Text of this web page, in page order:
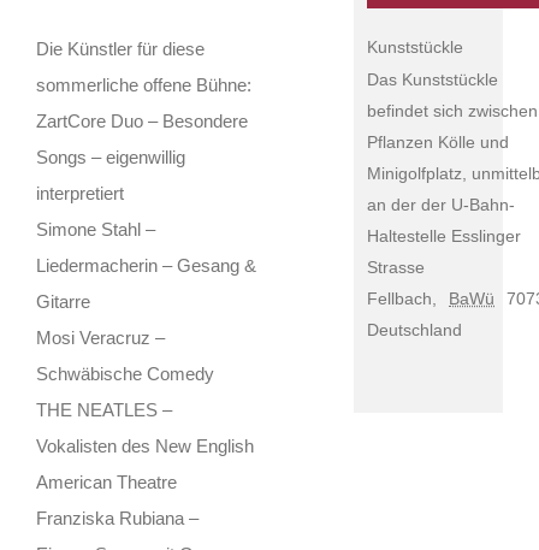
Die Künstler für diese
sommerliche offene Bühne:
ZartCore Duo – Besondere
Songs – eigenwillig
interpretiert
Simone Stahl –
Liedermacherin – Gesang &
Gitarre
Mosi Veracruz –
Schwäbische Comedy
THE NEATLES –
Vokalisten des New English
American Theatre
Franziska Rubiana –
Kunststückle
Das Kunststückle
befindet sich zwischen
Pflanzen Kölle und
Minigolfplatz,
an der der U-Bahn-
Haltestelle Esslinger
Strasse
Fellbach
BaWü
Deutschland